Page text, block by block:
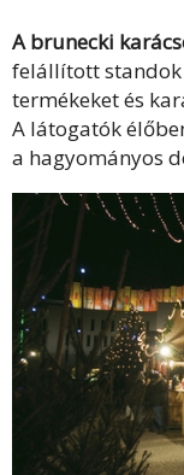
A brunecki
felállított standok
termékeket és
A látogatók
a hagyományos